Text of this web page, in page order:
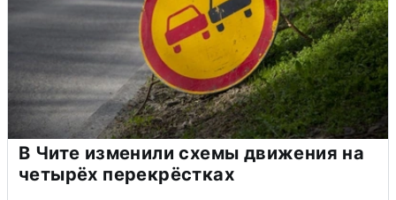
В Чите изменили схемы движения на
четырёх перекрёстках